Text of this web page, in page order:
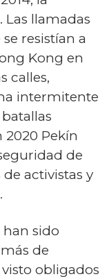
Las llamadas
resistían a
Kong en
calles,
intermitente
2020 Pekín
de
activistas y
han sido
de
obligados